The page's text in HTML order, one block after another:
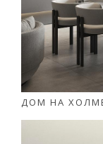
ДОМ НА